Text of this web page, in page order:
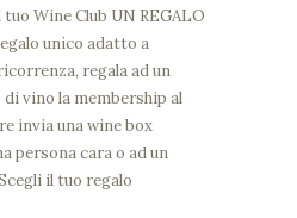
Wine Club UN REGALO
unico adatto a
regala ad un
vino la membership al
invia una wine box
persona cara o ad un
il tuo regalo